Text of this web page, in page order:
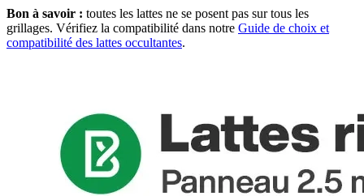
Bon à savoir : toutes les lattes ne se posent pas sur tous les
grillages. Vérifiez la compatibilité dans notre Guide de choix et
compatibilité des lattes occultantes.